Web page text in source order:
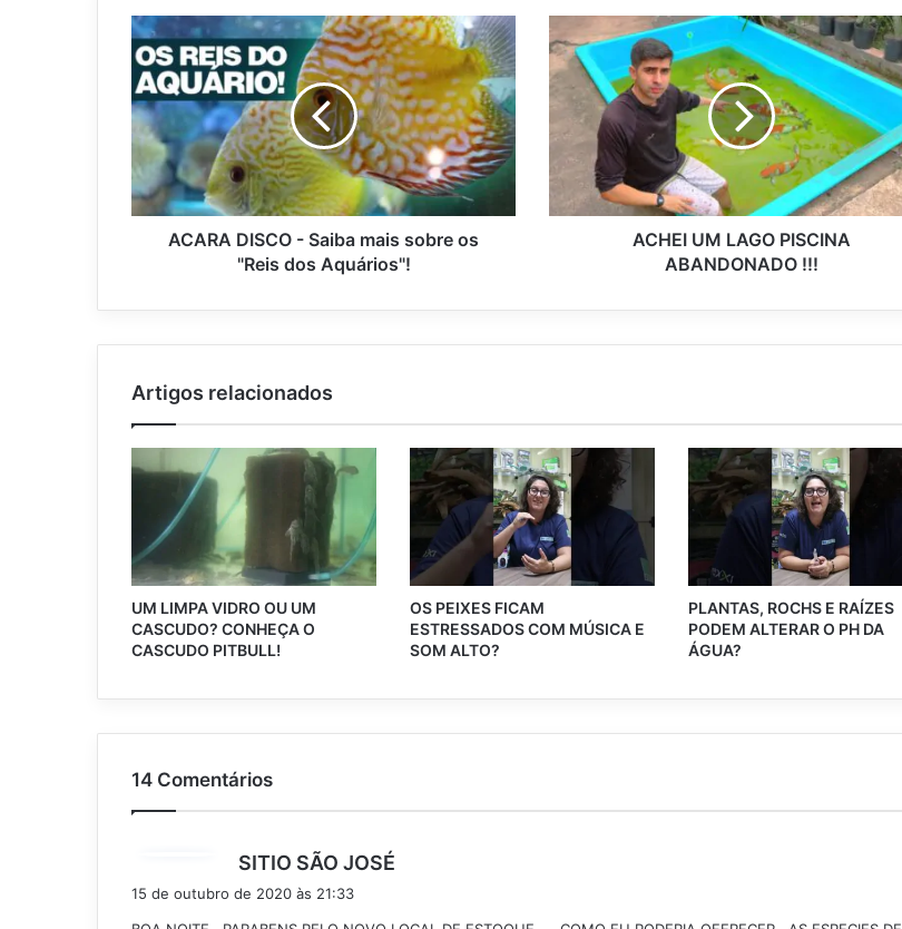
ACARA DISCO - Saiba mais sobre os
"Reis dos Aquários"!
ACHEI UM LAGO PISCINA
ABANDONADO !!!
Artigos relacionados
UM LIMPA VIDRO OU UM
CASCUDO? CONHEÇA O
CASCUDO PITBULL!
OS PEIXES FICAM
ESTRESSADOS COM MÚSICA E
SOM ALTO?
PLANTAS, ROCHS E RAÍZES
PODEM ALTERAR O PH DA
ÁGUA?
14 Comentários
SITIO SÃO JOSÉ
15 de outubro de 2020 às 21:33